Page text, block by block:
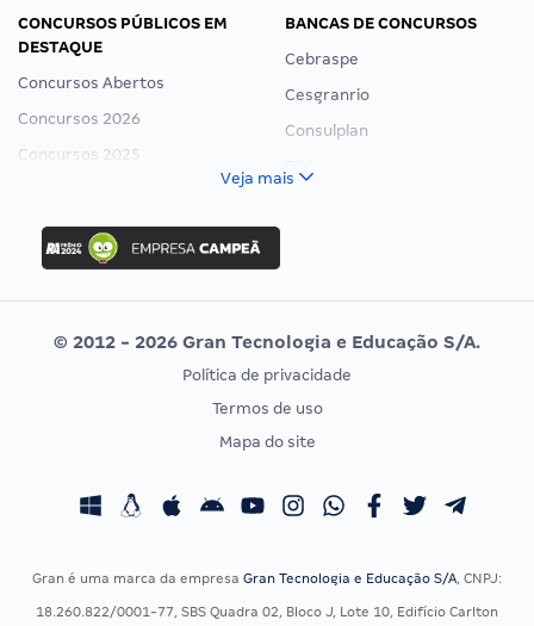
CONCURSOS PÚBLICOS EM
DESTAQUE
Concursos Abertos
Concursos 2026
Concursos 2025
Concurso Nacional Unificado
Concurso Ibama
Concurso MPU
Editais publicados
BANCAS DE CONCURSOS
Cebraspe
Cesgranrio
Consulplan
Vunesp
CONCURSOS POR PROFISSÃO
Concursos Fiscais
EXAME DE ORDEM
Calendário OAB
Veja mais
© 2012 - 2026 Gran Tecnologia e Educação S/A.
Política de privacidade
Termos de uso
Mapa do site
Gran é uma marca da empresa Gran Tecnologia e Educação S/A, CNPJ:
18.260.822/0001-77, SBS Quadra 02, Bloco J, Lote 10, Edifício Carlton